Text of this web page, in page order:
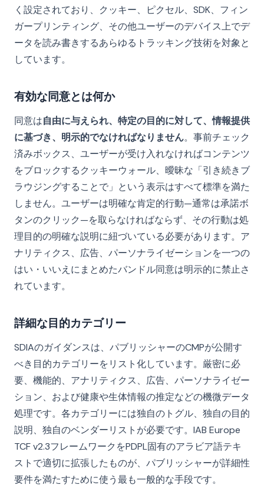
く設定されており、クッキー、ピクセル、SDK、フィン
ガープリンティング、その他ユーザーのデバイス上でデ
ータを読み書きするあらゆるトラッキング技術を対象と
しています。
有効な同意とは何か
同意は自由に与えられ、特定の目的に対して、情報提供
に基づき、明示的でなければなりません。事前チェック
済みボックス、ユーザーが受け入れなければコンテンツ
をブロックするクッキーウォール、曖昧な「引き続きブ
ラウジングすることで」という表示はすべて標準を満た
しません。ユーザーは明確な肯定的行動—通常は承諾ボ
タンのクリック—を取らなければならず、その行動は処
理目的の明確な説明に紐づいている必要があります。ア
ナリティクス、広告、パーソナライゼーションを一つの
はい・いいえにまとめたバンドル同意は明示的に禁止さ
れています。
詳細な目的カテゴリー
SDIAのガイダンスは、パブリッシャーのCMPが公開す
べき目的カテゴリーをリスト化しています。厳密に必
要、機能的、アナリティクス、広告、パーソナライゼー
ション、および健康や生体情報の推定などの機微データ
処理です。各カテゴリーには独自のトグル、独自の目的
説明、独自のベンダーリストが必要です。IAB Europe
TCF v2.3フレームワークをPDPL固有のアラビア語テキ
ストで適切に拡張したものが、パブリッシャーが詳細性
要件を満たすために使う最も一般的な手段です。